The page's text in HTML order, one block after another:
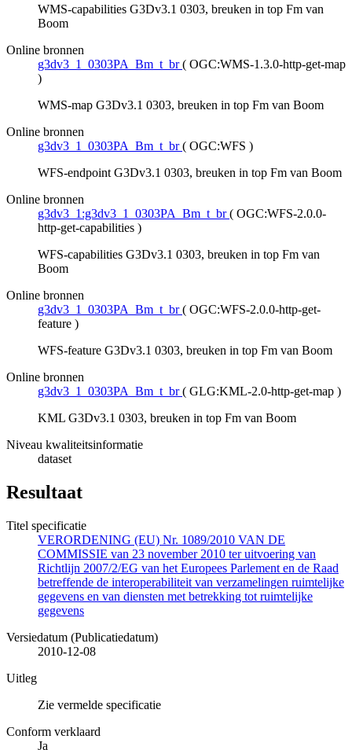
WMS-capabilities G3Dv3.1 0303, breuken in top Fm van
Boom
Online bronnen
g3dv3_1_0303PA_Bm_t_br ( OGC:WMS-1.3.0-http-get-map
)
WMS-map G3Dv3.1 0303, breuken in top Fm van Boom
Online bronnen
g3dv3_1_0303PA_Bm_t_br ( OGC:WFS )
WFS-endpoint G3Dv3.1 0303, breuken in top Fm van Boom
Online bronnen
g3dv3_1:g3dv3_1_0303PA_Bm_t_br ( OGC:WFS-2.0.0-
http-get-capabilities )
WFS-capabilities G3Dv3.1 0303, breuken in top Fm van
Boom
Online bronnen
g3dv3_1_0303PA_Bm_t_br ( OGC:WFS-2.0.0-http-get-
feature )
WFS-feature G3Dv3.1 0303, breuken in top Fm van Boom
Online bronnen
g3dv3_1_0303PA_Bm_t_br ( GLG:KML-2.0-http-get-map )
KML G3Dv3.1 0303, breuken in top Fm van Boom
Niveau kwaliteitsinformatie
dataset
Resultaat
Titel specificatie
VERORDENING (EU) Nr. 1089/2010 VAN DE
COMMISSIE van 23 november 2010 ter uitvoering van
Richtlijn 2007/2/EG van het Europees Parlement en de Raad
betreffende de interoperabiliteit van verzamelingen ruimtelijke
gegevens en van diensten met betrekking tot ruimtelijke
gegevens
Versiedatum (Publicatiedatum)
2010-12-08
Uitleg
Zie vermelde specificatie
Conform verklaard
Ja